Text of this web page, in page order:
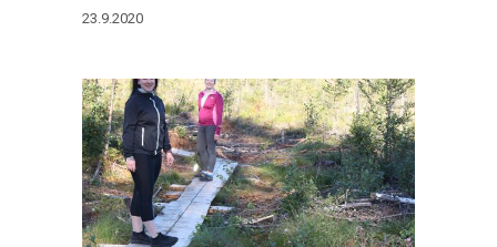
23.9.2020